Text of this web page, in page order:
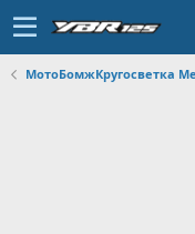
МотоБомжКругосветка